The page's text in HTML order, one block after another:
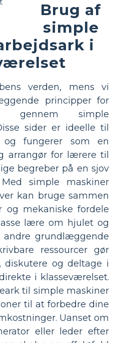
Brug af
simple
i
verden, mens vi
principper for
simple
sider er ideelle til
og fungerer som en
arrangør for lærere til
begreber på en sjov
simple maskiner
kan bruge sammen
og mekaniske fordele
lære om hjulet og
grundlæggende
ressourcer gør
og deltage i
i klasseværelset.
til simple maskiner
til at forbedre dine
Uanset om
eller leder efter